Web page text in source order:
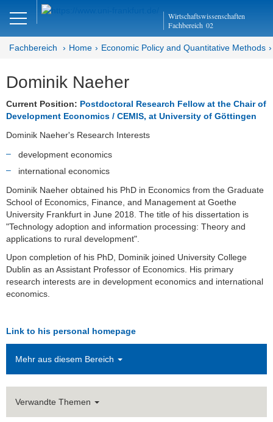
Wirtschaftswissenschaften
Fachbereich 02
DE Close
Economic Policy and
Quantitative Methods
Team
Elisabeth Binder
Cannon Cloud
Norwin Galinski
Birgit Herrmann (Office)
Former Members
Nicholas Barton
Kristina Czura
Katerina Gradeva
Fachbereich Home Economic Policy and Quantitative Methods
Dominik Naeher
Current Position: Postdoctoral Research Fellow at the Chair of
Development Economics / CEMIS, at University of Göttingen
Dominik Naeher's Research Interests
development economics
international economics
Dominik Naeher obtained his PhD in Economics from the Graduate
School of Economics, Finance, and Management at Goethe
University Frankfurt in June 2018. The title of his dissertation is
"Technology adoption and information processing: Theory and
applications to rural development".
Upon completion of his PhD, Dominik joined University College
Dublin as an Assistant Professor of Economics. His primary
research interests are in development economics and international
economics.
Link to his personal homepage
Mehr aus diesem Bereich
Verwandte Themen